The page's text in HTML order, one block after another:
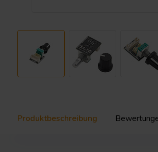
Produktbeschreibung